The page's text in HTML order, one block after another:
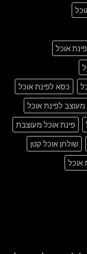
אוכל
כסא לפינת אוכל
לפינת אוכל
פינת אוכל מעוצבת
שולחן אוכל קטן
אוכל